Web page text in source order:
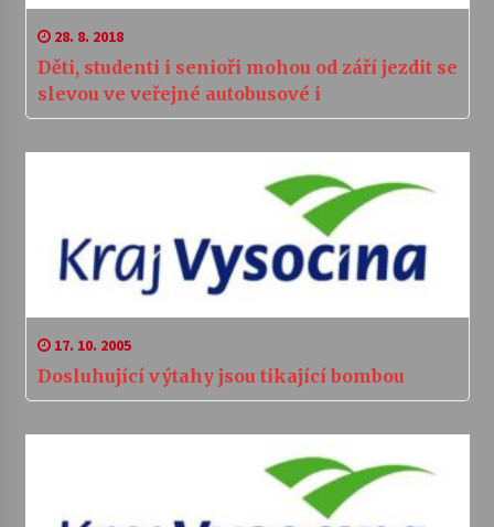
28. 8. 2018
Děti, studenti i senioři mohou od září jezdit se
slevou ve veřejné autobusové i
17. 10. 2005
Dosluhující výtahy jsou tikající bombou